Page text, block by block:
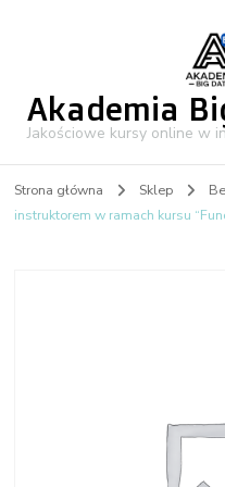
Akademia
Jakościowe kursy online w
Strona główna Sklep
instruktorem w ramach kursu